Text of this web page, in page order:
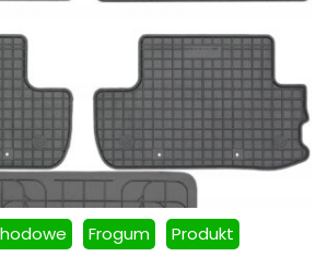
Frogum Produkt